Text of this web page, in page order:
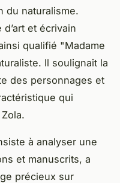
du naturalisme.
et écrivain
qualifié "Madame
Il soulignait la
des personnages et
qui
à analyser une
et manuscrits, a
précieux sur